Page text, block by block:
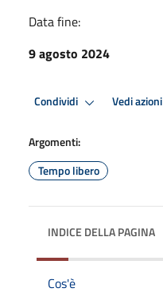
Data fine:
9 agosto 2024
Condividi Vedi azioni
Argomenti:
Tempo libero
INDICE DELLA PAGINA
Cos'è